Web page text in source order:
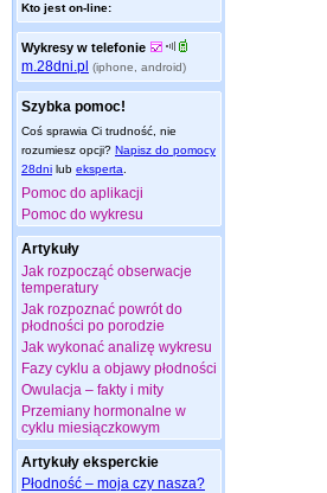
Kto jest on-line:
Wykresy w telefonie
m.28dni.pl (iphone, android)
Szybka pomoc!
Coś sprawia Ci trudność, nie
rozumiesz opcji? Napisz do pomocy
28dni lub eksperta
Pomoc do aplikacji
Pomoc do wykresu
Artykuły
Jak rozpocząć obserwacje
temperatury
Jak rozpoznać powrót do
płodności po porodzie
Jak wykonać analizę wykresu
Fazy cyklu a objawy płodności
Owulacja – fakty i mity
Przemiany hormonalne w
cyklu miesiączkowym
Artykuły eksperckie
Płodność – moja czy nasza?